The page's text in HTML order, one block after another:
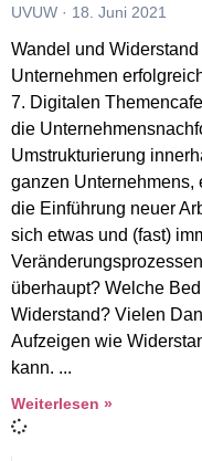
UVUW 18. Juni 2021
Wandel und
Unternehmen
7. Digitalen
die
Umstrukturierung
ganzen Unternehmens,
die Einführung neuer
sich etwas und (fast)
überhaupt? Welche
Widerstand? Vielen
Aufzeigen wie
kann.
Weiterlesen »